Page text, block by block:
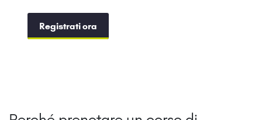
Registrati ora